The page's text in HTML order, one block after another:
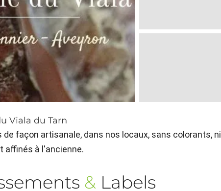
Viala du Tarn
façon artisanale, dans nos locaux, sans colorants, ni
affinés à l'ancienne.
& Labels